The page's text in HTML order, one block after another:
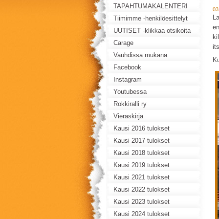
TAPAHTUMAKALENTERI
Tiimimme -henkilöesittelyt
UUTISET -klikkaa otsikoita
Carage
Vauhdissa mukana
Facebook
Instagram
Youtubessa
Rokkiralli ry
Vieraskirja
Kausi 2016 tulokset
Kausi 2017 tulokset
Kausi 2018 tulokset
Kausi 2019 tulokset
Kausi 2021 tulokset
Kausi 2022 tulokset
Kausi 2023 tulokset
Kausi 2024 tulokset